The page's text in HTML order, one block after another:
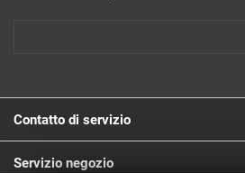
Contatto di servizio
Servizio negozio